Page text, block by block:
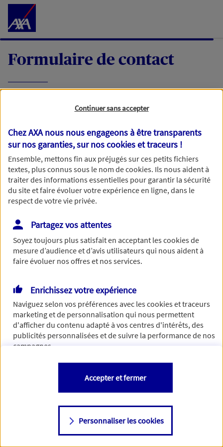
Accéder au Contenu
Formulaire de contact
demande, nous vous répondrons dans les
meilleurs délais par mail ou par téléphone.
Votre message :
Vous disposez de droits sur les informations vous concernant. Pour
plus d’informations,cliquez ici.
Continuer sans accepter
Chez AXA nous nous engageons à être transparents
sur nos garanties, sur noscookies et traceurs !
Ensemble, mettons fin aux préjugés sur ces petits fichiers
textes, plus connus sous le nom decookies. Ils nous aident à
traiter des informations essentielles pour garantir la sécurité
du site et faire évoluer votre expérience en ligne, dans le
respect de votre vie privée.
Partagez vos attentes
Soyez toujours plus satisfait en acceptant lescookiesde
mesure d’audience et d’avis utilisateurs qui nous aident à
faire évoluer nos offres et nos services.
Enrichissez votre expérience
Naviguez selon vos préférences avec lescookies et traceurs
marketing et de personnalisation qui nous permettent
d'afficher du contenu adapté à vos centres d'intérêts, des
publicités personnalisées et de suivre la performance de nos
campagnes.
Vous êtes libre de les accepter, de les refuser comme de
changer d'avis à tout moment en allant sur
Consulter notre politique decookies
Personnaliser les cookies
Accepter et fermer